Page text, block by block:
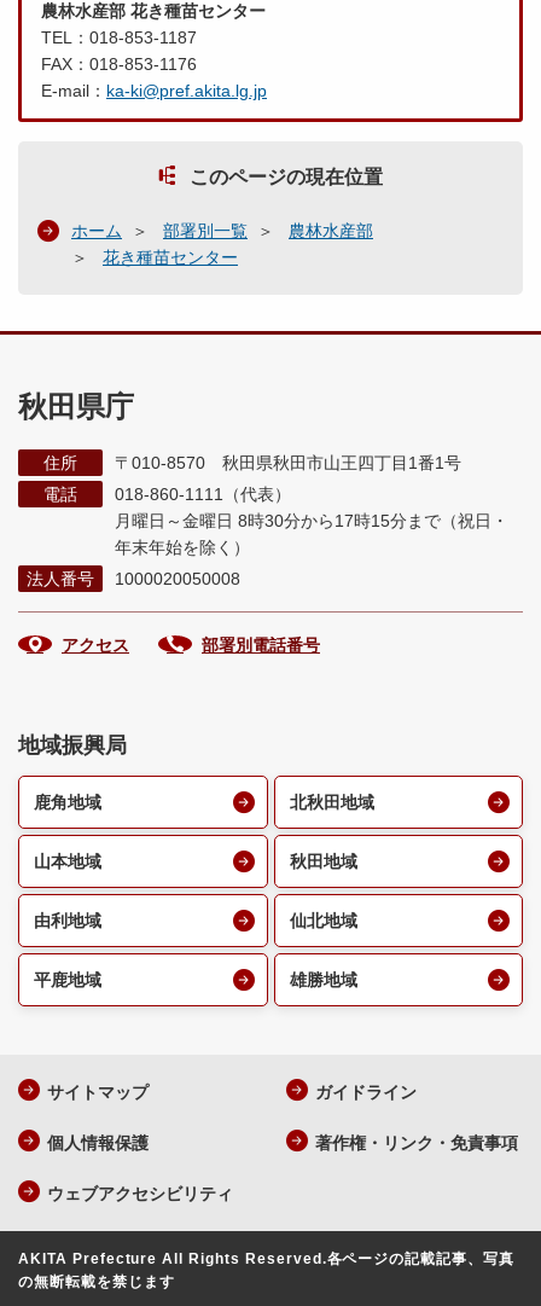
農林水産部 花き種苗センター
TEL：018-853-1187
FAX：018-853-1176
E-mail： ka-ki@pref.akita.lg.jp
このページの現在位置
ホーム 部署別一覧
農林水産部
花き種苗センター
秋田県庁
住所
〒010-8570 秋田県秋田市山王四丁目1番1号
電話
018-860-1111（代表）
月曜日～金曜日 8時30分から17時15分まで （祝日・
年末年始を除く）
法人番号
1000020050008
アクセス 部署別電話番号
地域振興局
鹿角地域 北秋田地域
山本地域 秋田地域
由利地域 仙北地域
平鹿地域 雄勝地域
サイトマップ ガイドライン
個人情報保護 著作権・リンク・免責事項
ウェブアクセシビリティ
AKITA Prefecture All Rights Reserved.各ページの記載記事、写真
の無断転載を禁じます